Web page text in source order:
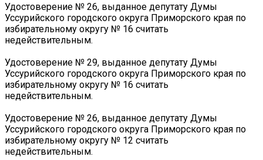
Удостоверение № 26, выданное депутату Думы
Уссурийского городского округа Приморского края по
избирательному округу № 16 считать
недействительным.
Удостоверение № 29, выданное депутату Думы
Уссурийского городского округа Приморского края по
избирательному округу № 16 считать
недействительным.
Удостоверение № 26, выданное депутату Думы
Уссурийского городского округа Приморского края по
избирательному округу № 12 считать
недействительным.